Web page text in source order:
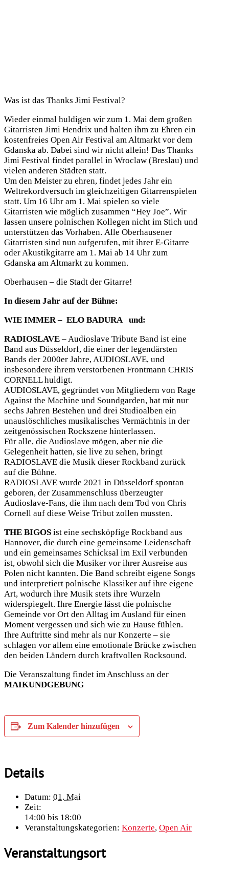
Was ist das Thanks Jimi Festival?
Wieder einmal huldigen wir zum 1. Mai dem großen
Gitarristen Jimi Hendrix und halten ihm zu Ehren ein
kostenfreies Open Air Festival am Altmarkt vor dem
Gdanska ab. Dabei sind wir nicht allein! Das Thanks
Jimi Festival findet parallel in Wroclaw (Breslau) und
vielen anderen Städten statt.
Um den Meister zu ehren, findet jedes Jahr ein
Weltrekordversuch im gleichzeitigen Gitarrenspielen
statt. Um 16 Uhr am 1. Mai spielen so viele
Gitarristen wie möglich zusammen “Hey Joe”. Wir
lassen unsere polnischen Kollegen nicht im Stich und
unterstützen das Vorhaben. Alle Oberhausener
Gitarristen sind nun aufgerufen, mit ihrer E-Gitarre
oder Akustikgitarre am 1. Mai ab 14 Uhr zum
Gdanska am Altmarkt zu kommen.
Oberhausen – die Stadt der Gitarre!
In diesem Jahr auf der Bühne:
WIE IMMER – ELO BADURA und:
RADIOSLAVE – Audioslave Tribute Band ist eine
Band aus Düsseldorf, die einer der legendärsten
Bands der 2000er Jahre, AUDIOSLAVE, und
insbesondere ihrem verstorbenen Frontmann CHRIS
CORNELL huldigt.
AUDIOSLAVE, gegründet von Mitgliedern von Rage
Against the Machine und Soundgarden, hat mit nur
sechs Jahren Bestehen und drei Studioalben ein
unauslöschliches musikalisches Vermächtnis in der
zeitgenössischen Rockszene hinterlassen.
Für alle, die Audioslave mögen, aber nie die
Gelegenheit hatten, sie live zu sehen, bringt
RADIOSLAVE die Musik dieser Rockband zurück
auf die Bühne.
RADIOSLAVE wurde 2021 in Düsseldorf spontan
geboren, der Zusammenschluss überzeugter
Audioslave-Fans, die ihm nach dem Tod von Chris
Cornell auf diese Weise Tribut zollen mussten.
THE BIGOS ist eine sechsköpfige Rockband aus
Hannover, die durch eine gemeinsame Leidenschaft
und ein gemeinsames Schicksal im Exil verbunden
ist, obwohl sich die Musiker vor ihrer Ausreise aus
Polen nicht kannten. Die Band schreibt eigene Songs
und interpretiert polnische Klassiker auf ihre eigene
Art, wodurch ihre Musik stets ihre Wurzeln
widerspiegelt. Ihre Energie lässt die polnische
Gemeinde vor Ort den Alltag im Ausland für einen
Moment vergessen und sich wie zu Hause fühlen.
Ihre Auftritte sind mehr als nur Konzerte – sie
schlagen vor allem eine emotionale Brücke zwischen
den beiden Ländern durch kraftvollen Rocksound.
Die Veranszaltung findet im Anschluss an der
MAIKUNDGEBUNG
Zum Kalender hinzufügen
Details
Datum: 01. Mai
Zeit:
14:00 bis 18:00
Veranstaltungskategorien: Konzerte, Open Air
Veranstaltungsort